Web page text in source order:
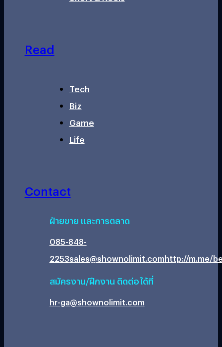
Read
Tech
Biz
Game
Life
Contact
ฝ่ายขาย และการตลาด
085-848-
2253sales@shownolimit.comhttp://m.me/
สมัครงาน/ฝึกงาน ติดต่อได้ที่
hr-ga@shownolimit.com